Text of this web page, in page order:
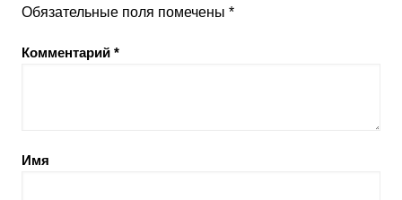
Обязательные поля помечены *
Комментарий *
Имя